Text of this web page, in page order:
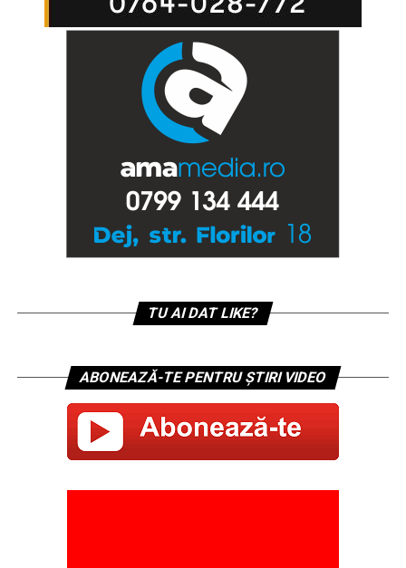
TU AI DAT LIKE?
ABONEAZĂ-TE PENTRU ȘTIRI VIDEO